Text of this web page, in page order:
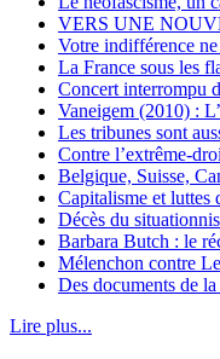
VERS UNE
Votre indifférence
La France sous les
Concert interrompu
Vaneigem (2010) :
Les tribunes sont
Contre l’extrême-
Belgique, Suisse,
Capitalisme et luttes
Décès du
Barbara Butch : le
Mélenchon contre
Des documents de
Lire plus...